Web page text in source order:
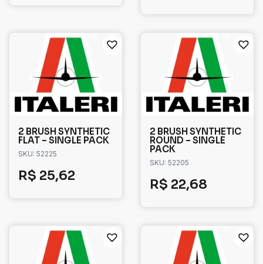
2 BRUSH SYNTHETIC
FLAT – SINGLE PACK
SKU: 52225
R$ 25,62
2 BRUSH SYNTHETIC
ROUND – SINGLE
PACK
SKU: 52205
R$ 22,68